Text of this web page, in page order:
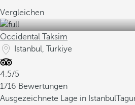
Vergleichen
Occidental Taksim
Istanbul, Turkiye
4.5/5
1716 Bewertungen
Ausgezeichnete Lage in Istanbul